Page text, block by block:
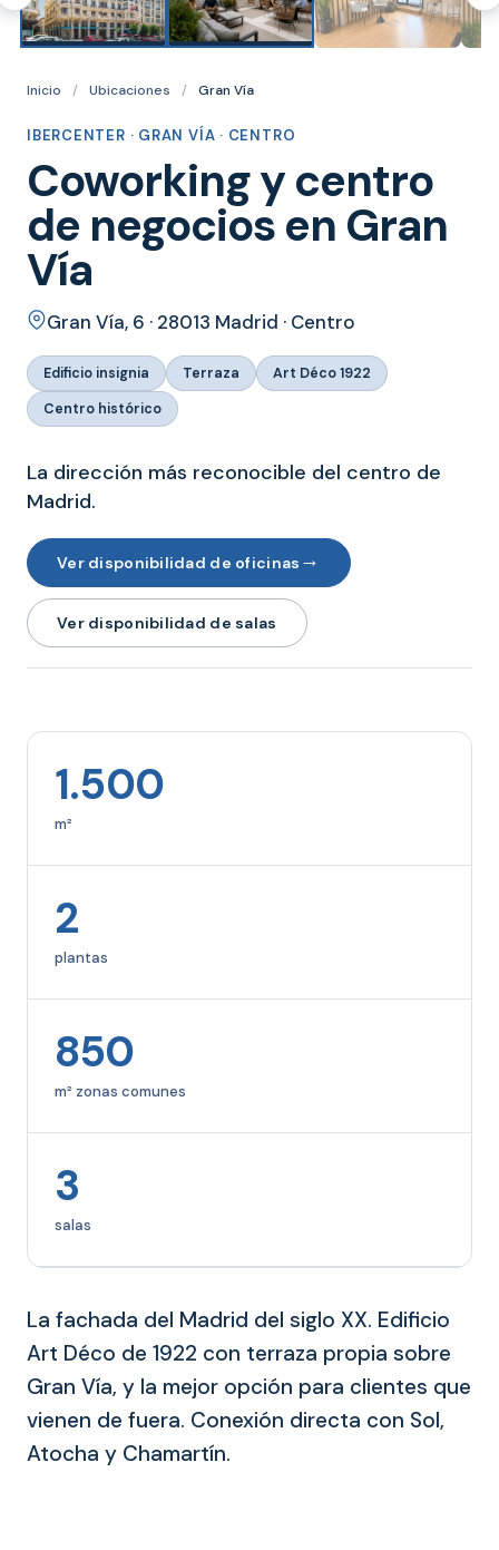
Inicio / Ubicaciones / Gran Vía
IBERCENTER · GRAN VÍA · CENTRO
Coworking y centro
de negocios en Gran
Vía
Gran Vía, 6 · 28013 Madrid · Centro
Edificio insignia Terraza
Art Déco 1922
Centro histórico
La dirección más reconocible del centro de
Madrid.
Ver disponibilidad de oficinas →
Ver disponibilidad de salas
1.500
m²
2
plantas
850
m² zonas comunes
3
salas
La fachada del Madrid del siglo XX. Edificio
Art Déco de 1922 con terraza propia sobre
Gran Vía, y la mejor opción para clientes que
vienen de fuera. Conexión directa con Sol,
Atocha y Chamartín.